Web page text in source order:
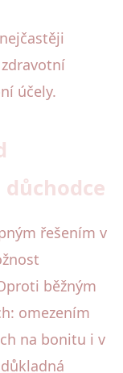
účely.
řešením v
běžným
omezením
na bonitu i v